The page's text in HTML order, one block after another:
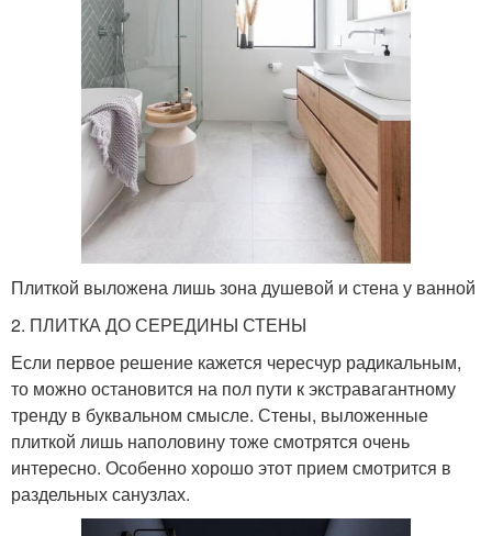
Плиткой выложена лишь зона душевой и стена у ванной
2. ПЛИТКА ДО СЕРЕДИНЫ СТЕНЫ
Если первое решение кажется чересчур радикальным,
то можно остановится на пол пути к экстравагантному
тренду в буквальном смысле. Стены, выложенные
плиткой лишь наполовину тоже смотрятся очень
интересно. Особенно хорошо этот прием смотрится в
раздельных санузлах.